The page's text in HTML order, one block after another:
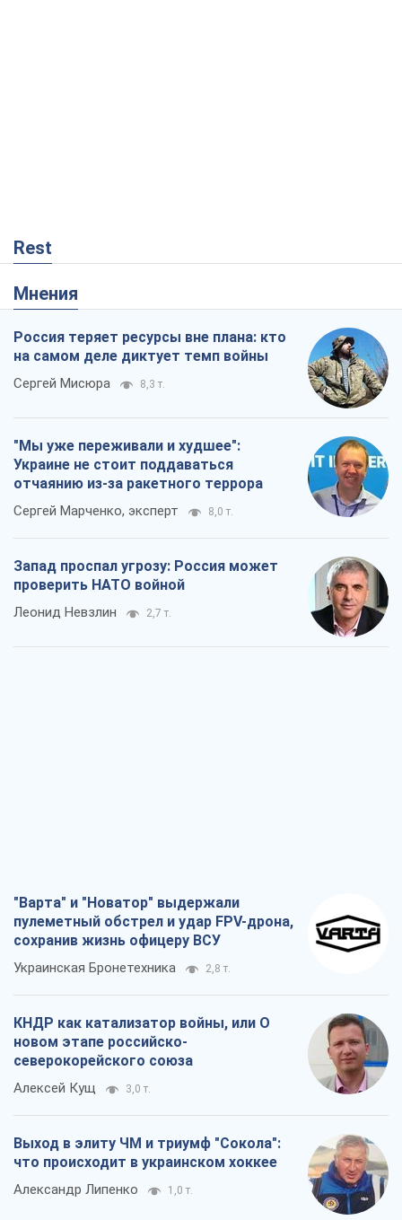
Rest
Мнения
Россия теряет ресурсы вне плана: кто
на самом деле диктует темп войны
Сергей Мисюра 8,3 т.
"Мы уже переживали и худшее":
Украине не стоит поддаваться
отчаянию из-за ракетного террора
Сергей Марченко, эксперт 8,0 т.
Запад проспал угрозу: Россия может
проверить НАТО войной
Леонид Невзлин 2,7 т.
"Варта" и "Новатор" выдержали
пулеметный обстрел и удар FPV-дрона,
сохранив жизнь офицеру ВСУ
Украинская Бронетехника 2,8 т.
КНДР как катализатор войны, или О
новом этапе российско-
северокорейского союза
Алексей Кущ 3,0 т.
Выход в элиту ЧМ и триумф "Сокола":
что происходит в украинском хоккее
Александр Липенко 1,0 т.